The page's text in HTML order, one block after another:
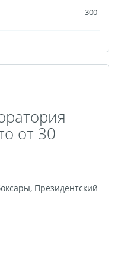
300
от 30
, Президентский